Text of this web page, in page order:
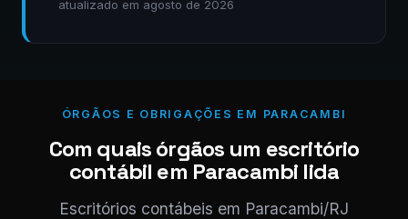
atualizado em agosto de 2026
ÓRGÃOS E OBRIGAÇÕES EM PARACAMBI
Com quais órgãos um escritório
contábil em Paracambi lida
Escritórios contábeis em Paracambi/RJ